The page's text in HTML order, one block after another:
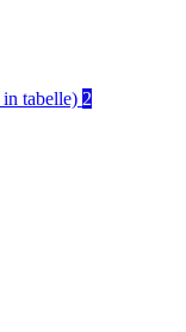
tabelle) 2